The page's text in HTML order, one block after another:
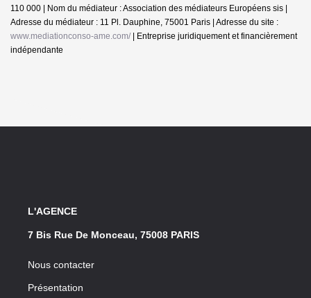
110 000 | Nom du médiateur : Association des médiateurs Européens sis |
Adresse du médiateur : 11 Pl. Dauphine, 75001 Paris | Adresse du site :
www.mediationconso-ame.com/ | Entreprise juridiquement et financièrement
indépendante
L'AGENCE
7 Bis Rue De Monceau, 75008 PARIS
Nous contacter
Présentation